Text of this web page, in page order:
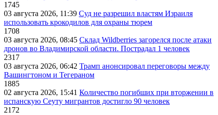
1745
03 августа 2026, 11:39 Суд не разрешил властям Израиля
использовать крокодилов для охраны тюрем
1708
03 августа 2026, 08:45 Склад Wildberries загорелся после атаки
дронов во Владимирской области. Пострадал 1 человек
2317
03 августа 2026, 06:42 Трамп анонсировал переговоры между
Вашингтоном и Тегераном
1885
02 августа 2026, 15:41 Количество погибших при вторжении в
испанскую Сеуту мигрантов достигло 90 человек
2172